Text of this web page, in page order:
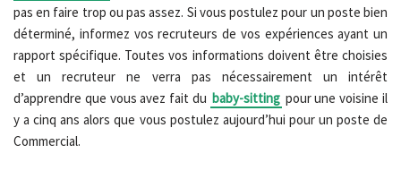
pas en faire trop ou pas assez. Si vous postulez pour un poste bien
déterminé, informez vos recruteurs de vos expériences ayant un
rapport spécifique. Toutes vos informations doivent être choisies
et un recruteur ne verra pas nécessairement un intérêt
d’apprendre que vous avez fait du baby-sitting pour une voisine il
y a cinq ans alors que vous postulez aujourd’hui pour un poste de
Commercial.